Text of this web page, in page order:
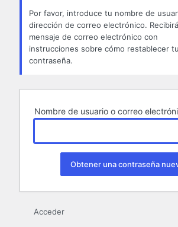
Por favor, introduce tu nombre de
dirección de correo electrónico.
mensaje de correo electrónico con
instrucciones sobre cómo restablecer tu
contraseña.
Nombre de usuario o correo
Acceder